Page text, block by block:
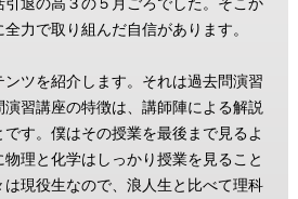
力で取り組んだ自信があります。
ツを紹介します。それは過去問演習
習講座の特徴は、講師陣による解説
す。僕はその授業を最後まで見るよ
理と化学はしっかり授業を見ること
現役生なので、浪人生と比べて理科